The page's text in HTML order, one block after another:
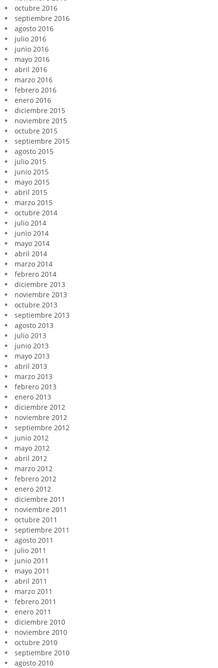
octubre 2016
septiembre 2016
agosto 2016
julio 2016
junio 2016
mayo 2016
abril 2016
marzo 2016
febrero 2016
enero 2016
diciembre 2015
noviembre 2015
octubre 2015
septiembre 2015
agosto 2015
julio 2015
junio 2015
mayo 2015
abril 2015
marzo 2015
octubre 2014
julio 2014
junio 2014
mayo 2014
abril 2014
marzo 2014
febrero 2014
diciembre 2013
noviembre 2013
octubre 2013
septiembre 2013
agosto 2013
julio 2013
junio 2013
mayo 2013
abril 2013
marzo 2013
febrero 2013
enero 2013
diciembre 2012
noviembre 2012
septiembre 2012
junio 2012
mayo 2012
abril 2012
marzo 2012
febrero 2012
enero 2012
diciembre 2011
noviembre 2011
octubre 2011
septiembre 2011
agosto 2011
julio 2011
junio 2011
mayo 2011
abril 2011
marzo 2011
febrero 2011
enero 2011
diciembre 2010
noviembre 2010
octubre 2010
septiembre 2010
agosto 2010